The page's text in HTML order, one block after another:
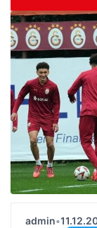
admin•